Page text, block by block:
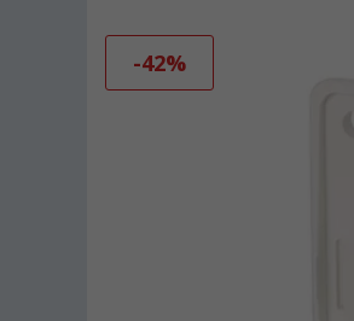
-42%